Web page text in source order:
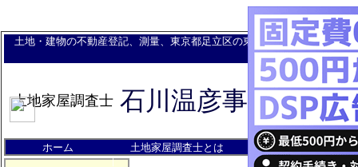
石川温彦事務所
土地家屋調査士
報酬額
土地家屋調査士とは
｜
｜
ホーム
土地・建物の不動産登記、測量、東京都足立区の東武伊勢崎線西新井駅